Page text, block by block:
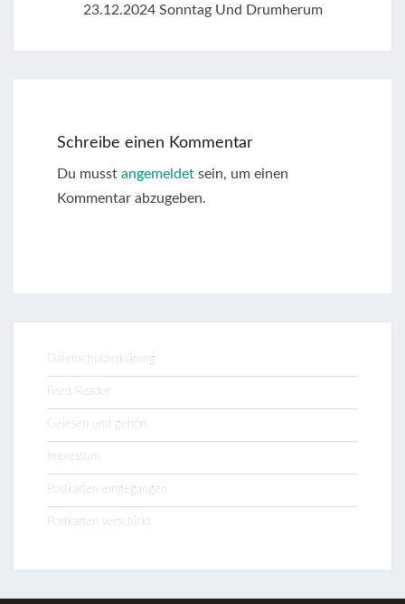
23.12.2024 Sonntag Und Drumherum
Schreibe einen Kommentar
Du musst angemeldet sein, um einen
Kommentar abzugeben.
Datenschutzerklärung
Feed Reader
Gelesen und gehört
Impressum
Postkarten eingegangen
Postkarten verschickt